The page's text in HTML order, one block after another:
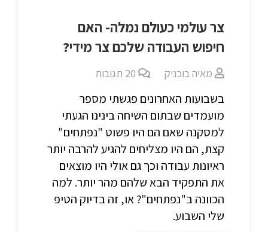
צר עולמי כעולם נמלה- האם
חיפוש העבודה שלכם צר מידי?
מאיה בוכניק 20 תגובות
בשבועות האחרונים פגשתי מספר
מועמדים שבתום השיחה בינינו הגעתי
למסקנה שאם הם היו פשוט "נפתחים"
קצת, הם היו מצליחים להגיע להרבה יותר
ראיונות עבודה וכך גם אולי היו מוצאים
את התפקיד הבא שלהם מהר יותר. למה
הכוונה ב"נפתחים"? או, זה בדיוק הטיפ
שלי השבוע.